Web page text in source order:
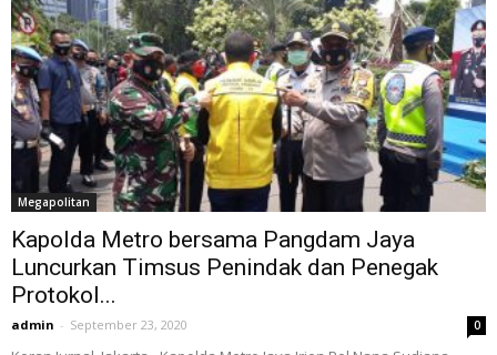
Megapolitan
Kapolda Metro bersama Pangdam Jaya
Luncurkan Timsus Penindak dan Penegak
Protokol...
admin - September 23, 2020 0